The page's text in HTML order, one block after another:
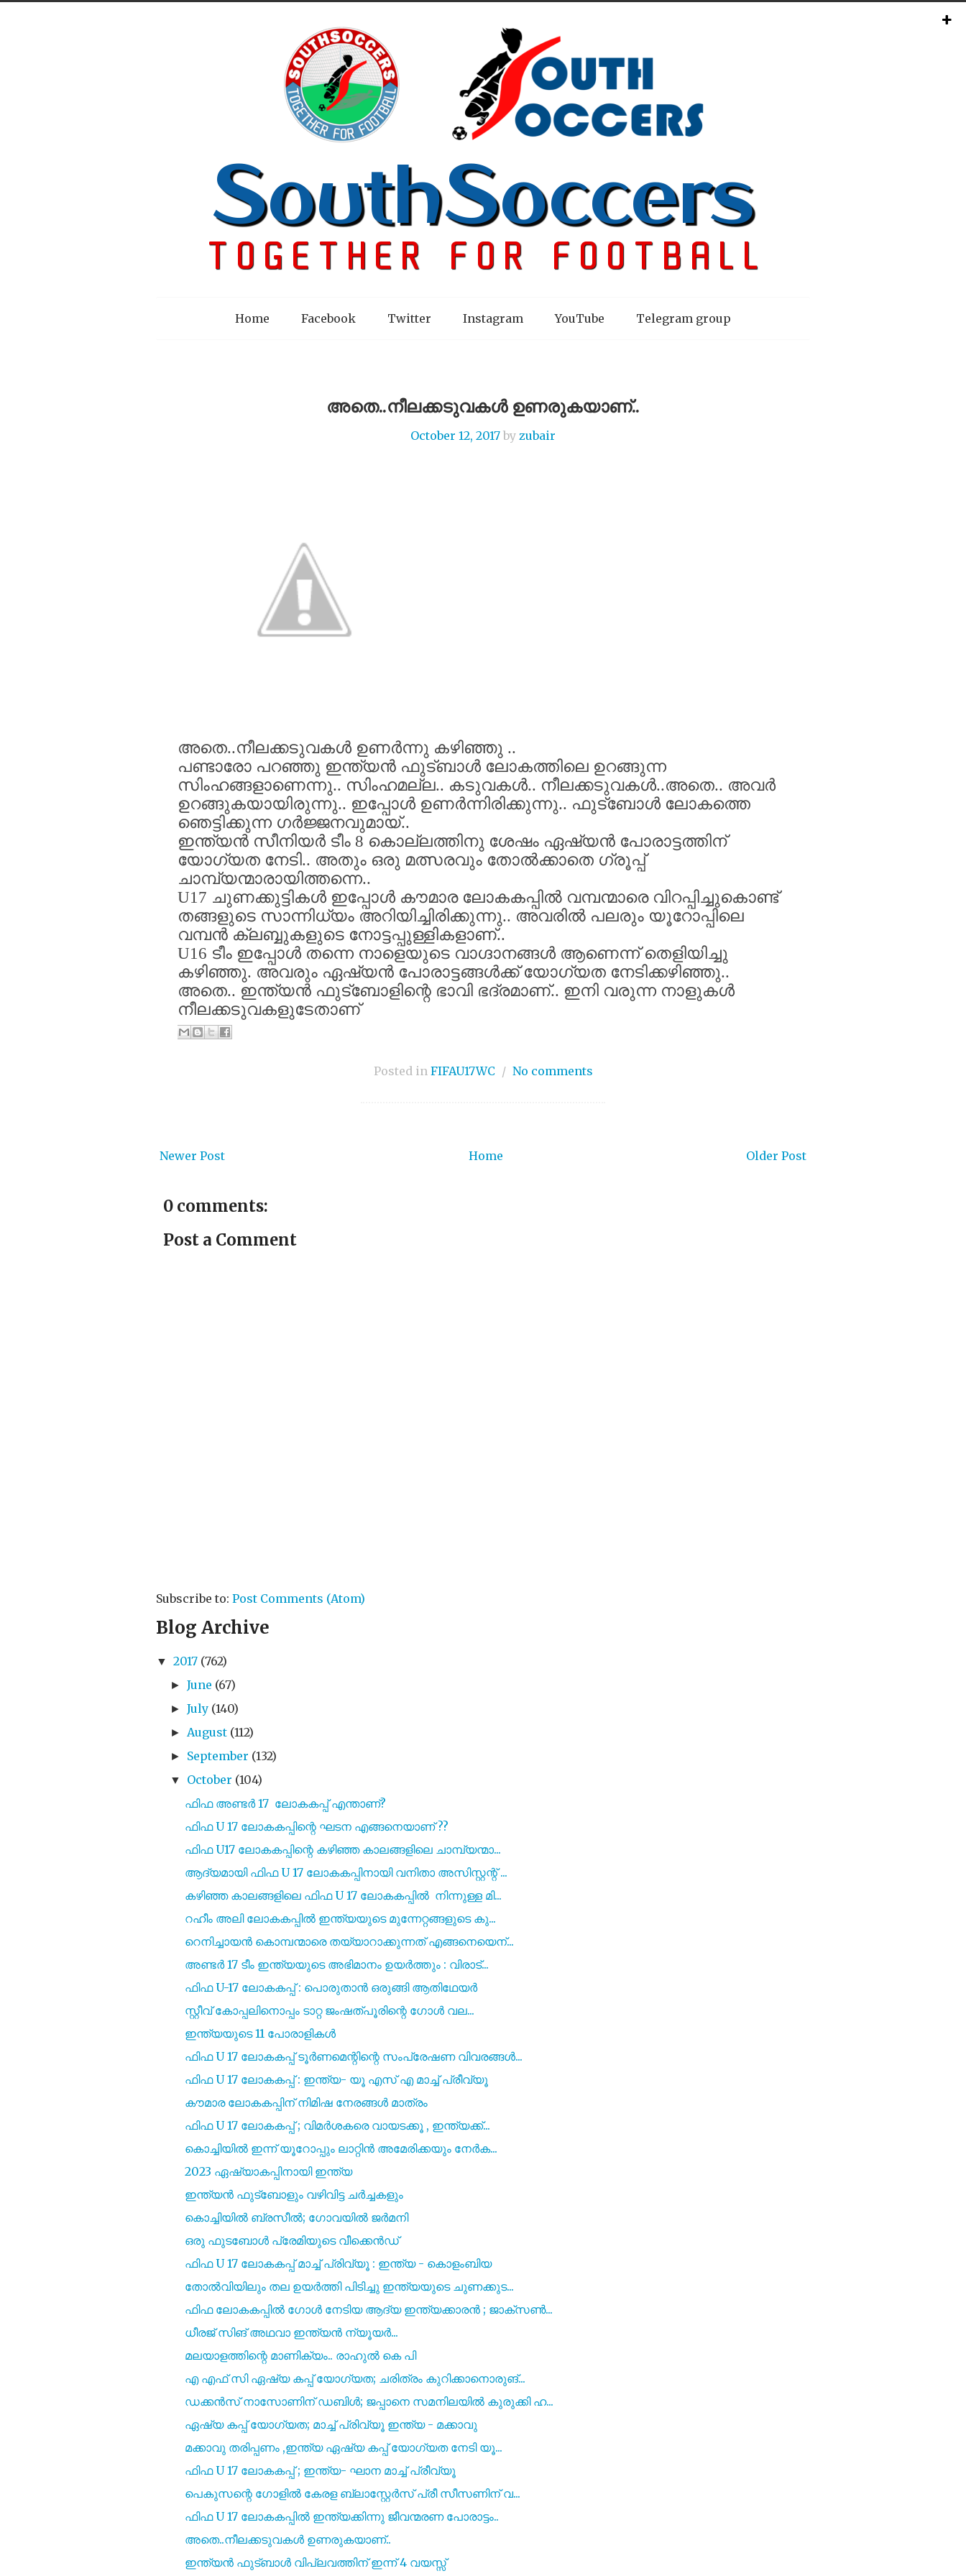
Home Facebook Twitter Instagram YouTube Telegram group
അതെ..നീലക്കടുവകൾ ഉണരുകയാണ്..
October 12, 2017 by zubair
അതെ..നീലക്കടുവകൾ ഉണർന്നു കഴിഞ്ഞു ..
പണ്ടാരോ പറഞ്ഞു ഇന്ത്യൻ ഫുട്ബാൾ ലോകത്തിലെ ഉറങ്ങുന്ന
സിംഹങ്ങളാണെന്നു.. സിംഹമല്ല.. കടുവകൾ.. നീലക്കടുവകൾ..അതെ.. അവർ
ഉറങ്ങുകയായിരുന്നു.. ഇപ്പോൾ ഉണർന്നിരിക്കുന്നു.. ഫുട്ബോൾ ലോകത്തെ
ഞെട്ടിക്കുന്ന ഗർജ്ജനവുമായ്..
ഇന്ത്യൻ സീനിയർ ടീം 8 കൊല്ലത്തിനു ശേഷം ഏഷ്യൻ പോരാട്ടത്തിന്
യോഗ്യത നേടി.. അതും ഒരു മത്സരവും തോൽക്കാതെ ഗ്രൂപ്പ്
ചാമ്പ്യന്മാരായിത്തന്നെ..
U17 ചുണക്കുട്ടികൾ ഇപ്പോൾ കൗമാര ലോകകപ്പിൽ വമ്പന്മാരെ വിറപ്പിച്ചുകൊണ്ട്
തങ്ങളുടെ സാന്നിധ്യം അറിയിച്ചിരിക്കുന്നു.. അവരിൽ പലരും യൂറോപ്പിലെ
വമ്പൻ ക്ലബ്ബുകളുടെ നോട്ടപ്പുള്ളികളാണ്..
U16 ടീം ഇപ്പോൾ തന്നെ നാളെയുടെ വാഗ്ദാനങ്ങൾ ആണെന്ന് തെളിയിച്ചു
കഴിഞ്ഞു. അവരും ഏഷ്യൻ പോരാട്ടങ്ങൾക്ക് യോഗ്യത നേടിക്കഴിഞ്ഞു..
അതെ.. ഇന്ത്യൻ ഫുട്ബോളിന്റെ ഭാവി ഭദ്രമാണ്.. ഇനി വരുന്ന നാളുകൾ
നീലക്കടുവകളുടേതാണ്
Posted in FIFAU17WC / No comments
Newer Post Older Post
Home
0 comments:
Post a Comment
Subscribe to: Post Comments (Atom)
Blog Archive
▼ 2017 (762)
►June (67)
►July (140)
► August (112)
► September (132)
▼ October (104)
ഫിഫ അണ്ടർ 17 ലോകകപ്പ് എന്താണ്?
ഫിഫ U 17 ലോകകപ്പിന്റെ ഘടന എങ്ങനെയാണ് ??
ഫിഫ U17 ലോകകപ്പിന്റെ കഴിഞ്ഞ കാലങ്ങളിലെ ചാമ്പ്യന്മാ...
ആദ്യമായി ഫിഫ U 17 ലോകകപ്പിനായി വനിതാ അസിസ്റ്റന്റ് ...
കഴിഞ്ഞ കാലങ്ങളിലെ ഫിഫ U 17 ലോകകപ്പിൽ നിന്നുള്ള മി...
റഹീം അലി ലോകകപ്പിൽ ഇന്ത്യയുടെ മുന്നേറ്റങ്ങളുടെ കു...
റെനിച്ചായൻ കൊമ്പന്മാരെ തയ്യാറാക്കുന്നത് എങ്ങനെയെന്...
അണ്ടർ 17 ടീം ഇന്ത്യയുടെ അഭിമാനം ഉയർത്തും : വിരാട്...
ഫിഫ U-17 ലോകകപ്പ് : പൊരുതാൻ ഒരുങ്ങി ആതിഥേയർ
സ്റ്റീവ്‌ കോപ്പലിനൊപ്പം ടാറ്റ ജംഷത്പൂരിന്റെ ഗോൾ വല...
ഇന്ത്യയുടെ 11 പോരാളികൾ
ഫിഫ U 17 ലോകകപ്പ് ടൂർണമെന്റിന്റെ സംപ്രേഷണ വിവരങ്ങൾ...
ഫിഫ U 17 ലോകകപ്പ് : ഇന്ത്യ- യൂ എസ് എ മാച്ച് പ്രീവ്യൂ
കൗമാര ലോകകപ്പിന് നിമിഷ നേരങ്ങൾ മാത്രം
ഫിഫ U 17 ലോകകപ്പ് ; വിമർശകരെ വായടക്കൂ , ഇന്ത്യക്ക്...
കൊച്ചിയിൽ ഇന്ന് യൂറോപ്പും ലാറ്റിൻ അമേരിക്കയും നേർക...
2023 ഏഷ്യാകപ്പിനായി ഇന്ത്യ
ഇന്ത്യൻ ഫുട്‍ബോളും വഴിവിട്ട ചർച്ചകളും
കൊച്ചിയിൽ ബ്രസീൽ; ഗോവയിൽ ജർമനി
ഒരു ഫുടബോൾ പ്രേമിയുടെ വീക്കെൻഡ്
ഫിഫ U 17 ലോകകപ്പ് മാച്ച് പ്രിവ്യൂ : ഇന്ത്യ - കൊളംബിയ
തോൽവിയിലും തല ഉയർത്തി പിടിച്ചു ഇന്ത്യയുടെ ചുണക്കുട...
ഫിഫ ലോകകപ്പിൽ ഗോൾ നേടിയ ആദ്യ ഇന്ത്യക്കാരൻ ; ജാക്സൺ...
ധീരജ് സിങ് അഥവാ ഇന്ത്യൻ ന്യൂയർ...
മലയാളത്തിന്റെ മാണിക്യം.. രാഹുൽ കെ പി
എ എഫ് സി ഏഷ്യ കപ്പ് യോഗ്യത; ചരിത്രം കുറിക്കാനൊരുങ്...
ഡക്കൻസ് നാസോണിന് ഡബിൾ; ജപ്പാനെ സമനിലയിൽ കുരുക്കി ഹ...
ഏഷ്യ കപ്പ് യോഗ്യത; മാച്ച് പ്രിവ്യൂ ഇന്ത്യ - മക്കാവു
മക്കാവു തരിപ്പണം ,ഇന്ത്യ ഏഷ്യ കപ്പ് യോഗ്യത നേടി യൂ...
ഫിഫ U 17 ലോകകപ്പ് ; ഇന്ത്യ- ഘാന മാച്ച് പ്രീവ്യൂ
പെകുസന്റെ ഗോളിൽ കേരള ബ്ലാസ്റ്റേർസ്‌ പ്രീ സീസണിന് വ...
ഫിഫ U 17 ലോകകപ്പിൽ ഇന്ത്യക്കിന്നു ജീവന്മരണ പോരാട്ടം..
അതെ..നീലക്കടുവകൾ ഉണരുകയാണ്..
ഇന്ത്യൻ ഫുട്ബാൾ വിപ്ലവത്തിന് ഇന്ന് 4 വയസ്സ്